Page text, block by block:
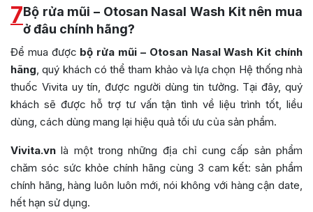
7Bộ rửa mũi – Otosan Nasal Wash Kit nên mua
ở đâu chính hãng?
Để mua được bộ rửa mũi – Otosan Nasal Wash Kit chính
hãng, quý khách có thể tham khảo và lựa chọn Hệ thống nhà
thuốc Vivita uy tín, được người dùng tin tưởng. Tại đây, quý
khách sẽ được hỗ trợ tư vấn tận tình về liệu trình tốt, liều
dùng, cách dùng mang lại hiệu quả tối ưu của sản phẩm.
Vivita.vn là một trong những địa chỉ cung cấp sản phẩm
chăm sóc sức khỏe chính hãng cùng 3 cam kết: sản phẩm
chính hãng, hàng luôn luôn mới, nói không với hàng cận date,
hết hạn sử dụng.